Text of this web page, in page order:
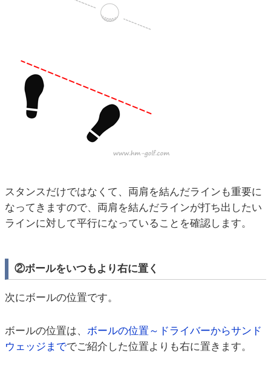
スタンスだけではなくて、両肩を結んだラインも重要に
なってきますので、両肩を結んだラインが打ち出したい
ラインに対して平行になっていることを確認します。
②ボールをいつもより右に置く
次にボールの位置です。
ボールの位置は、 ボールの位置～ドライバーからサンド
ウェッジまででご紹介した位置よりも右に置きます。